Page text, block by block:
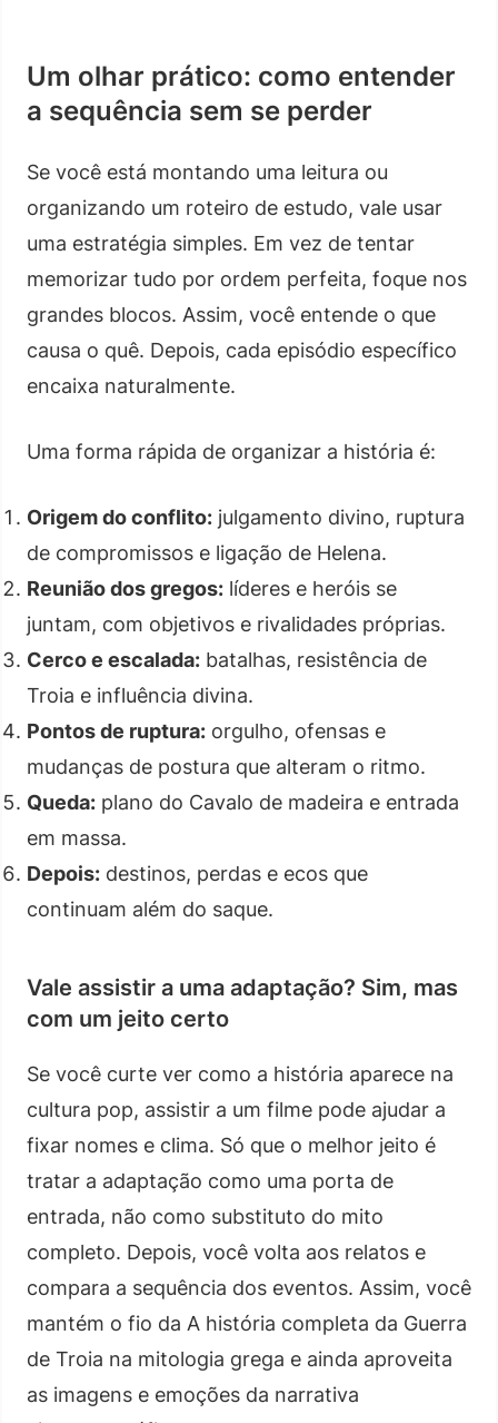
Um olhar prático: como entender
a sequência sem se perder
Se você está montando uma leitura ou
organizando um roteiro de estudo, vale usar
uma estratégia simples. Em vez de tentar
memorizar tudo por ordem perfeita, foque nos
grandes blocos. Assim, você entende o que
causa o quê. Depois, cada episódio específico
encaixa naturalmente.
Uma forma rápida de organizar a história é:
Origem do conflito: julgamento divino, ruptura
de compromissos e ligação de Helena.
Reunião dos gregos: líderes e heróis se
juntam, com objetivos e rivalidades próprias.
Cerco e escalada: batalhas, resistência de
Troia e influência divina.
Pontos de ruptura: orgulho, ofensas e
mudanças de postura que alteram o ritmo.
Queda: plano do Cavalo de madeira e entrada
em massa.
Depois: destinos, perdas e ecos que
continuam além do saque.
Vale assistir a uma adaptação? Sim, mas
com um jeito certo
Se você curte ver como a história aparece na
cultura pop, assistir a um filme pode ajudar a
fixar nomes e clima. Só que o melhor jeito é
tratar a adaptação como uma porta de
entrada, não como substituto do mito
completo. Depois, você volta aos relatos e
compara a sequência dos eventos. Assim, você
mantém o fio da A história completa da Guerra
de Troia na mitologia grega e ainda aproveita
as imagens e emoções da narrativa